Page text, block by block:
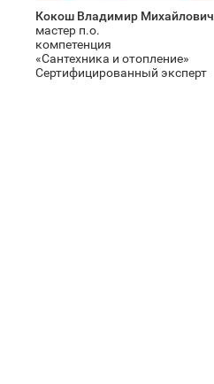
Кокош Владимир Михайлович
мастер п.о.
компетенция
«Сантехника и отопление»
Сертифицированный эксперт